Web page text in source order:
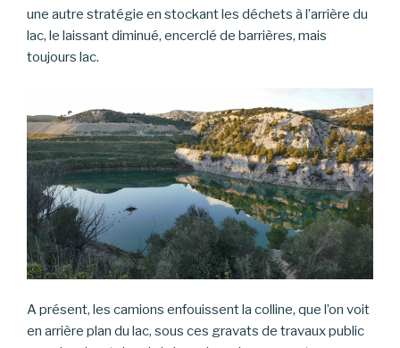
une autre stratégie en stockant les déchets à l’arrière du
lac, le laissant diminué, encerclé de barrières, mais
toujours lac.
A présent, les camions enfouissent la colline, que l’on voit
en arrière plan du lac, sous ces gravats de travaux public